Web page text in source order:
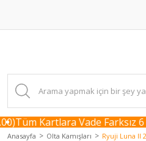
Tüm Kartlara Vade Farksız 6
Anasayfa Olta Kamışları Ryuji Luna II